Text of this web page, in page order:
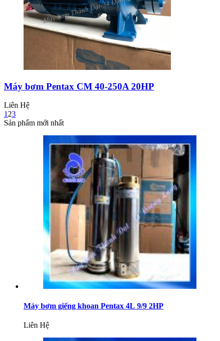
Máy bơm Pentax CM 40-250A 20HP
Liên Hệ
1 23
Sản phẩm mới nhất
Máy bơm giếng khoan Pentax 4L 9/9 2HP
Liên Hệ